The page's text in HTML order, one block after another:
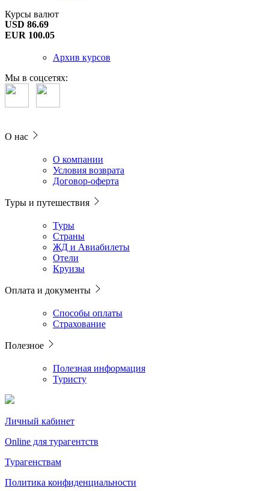
Курсы валют
USD 86.69
EUR 100.05
Архив курсов
Мы в соцсетях:
О нас
О компании
Условия возврата
Договор-оферта
Туры и путешествия
Туры
Страны
ЖД и Авиабилеты
Отели
Круизы
Оплата и документы
Способы оплаты
Страхование
Полезное
Полезная информация
Туристу
Личный кабинет
Online для турагентств
Турагенствам
Политика конфиденциальности